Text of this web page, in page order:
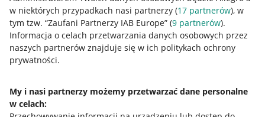
w niektórych przypadkach nasi partnerzy (17 partnerów), w
tym tzw. “Zaufani Partnerzy IAB Europe” (9 partnerów).
Informacja o celach przetwarzania danych osobowych przez
naszych partnerów znajduje się w ich politykach ochrony
prywatności.
My i nasi partnerzy możemy przetwarzać dane personalne
w celach:
Przydatne informacje
Jak to działa
Napisz do nas
Allegro Gadane dla kupujących